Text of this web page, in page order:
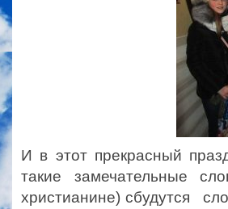
И в этот прекрасный
такие замечательные
христианине) сбудутся